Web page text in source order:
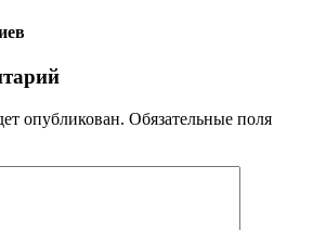
опубликован. Обязательные поля